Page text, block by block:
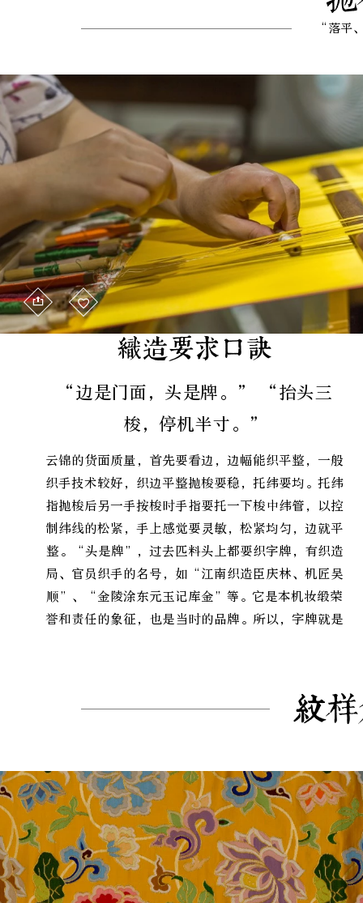
“落平
织造要求口诀
“边是门面，头是牌。” “抬头三
梭，停机半寸。”
云锦的货面质量，首先要看边，边幅能织平整，一般
织手技术较好，织边平整抛梭要稳，托纬要均。托纬
指抛梭后另一手按梭时手指要托一下梭中纬管，以控
制纬线的松紧，手上感觉要灵敏，松紧均匀，边就平
整。“头是牌”，过去匹料头上都要织字牌，有织造
局、官员织手的名号，如“江南织造臣庆林、机匠吴
顺”、“金陵涂东元玉记库金”等。它是本机妆缎荣
誉和责任的象征，也是当时的品牌。所以，字牌就是
纹